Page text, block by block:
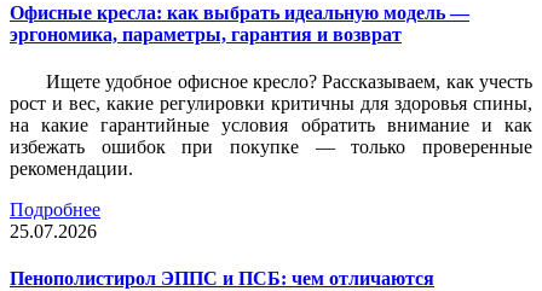
Офисные кресла: как выбрать идеальную модель —
эргономика, параметры, гарантия и возврат
Ищете удобное офисное кресло? Рассказываем, как учесть
рост и вес, какие регулировки критичны для здоровья спины,
на какие гарантийные условия обратить внимание и как
избежать ошибок при покупке — только проверенные
рекомендации.
Подробнее
25.07.2026
Пенополистирол ЭППС и ПСБ: чем отличаются